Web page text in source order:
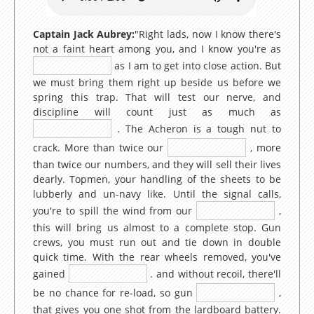
Lesson 6 – Pets
Lesson 7 – Colours
Lesson 8 – Prepositions
Lesson 9 – What does she look like?
Lesson 10 – I can count from 0 to 1000
Lesson 11 – What is the date today ?
Lesson 12 – What’s the weather like ?
Lesson 13 – At home
Lesson 14 – At school
Lesson 15 – What time is it ?
Lesson 16 – In my bedroom
Lesson 17 – What do you like to eat ?
Lesson 18 – Let’s go shopping!
Captain Jack Aubrey:"Right lads, now I know there's
not a faint heart among you, and I know you're as
as I am to get into close action. But
we must bring them right up beside us before we
spring this trap. That will test our nerve, and
discipline will count just as much as
. The Acheron is a tough nut to
crack. More than twice our
, more
than twice our numbers, and they will sell their lives
dearly. Topmen, your handling of the sheets to be
lubberly and un-navy like. Until the signal calls,
you're to spill the wind from our
,
this will bring us almost to a complete stop. Gun
crews, you must run out and tie down in double
quick time. With the rear wheels removed, you've
gained
. and without recoil, there'll
be no chance for re-load, so gun
,
that gives you one shot from the lardboard battery.